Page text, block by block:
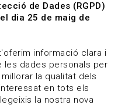
al dia
del sector de la
de Dades (RGPD)
dia 25 de maig de
informació clara i
les dades personals per
la qualitat dels
en tots els
la nostra nova